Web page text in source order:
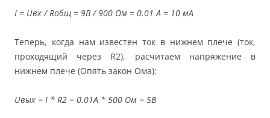
I = Uвх / Rобщ = 9В / 900 Ом = 0.01 А = 10 мА
Теперь, когда нам известен ток в нижнем плече (ток,
проходящий через R2), раcчитаем напряжение в
нижнем плече (Опять закон Ома):
Uвых = I * R2 = 0.01А * 500 Ом = 5В